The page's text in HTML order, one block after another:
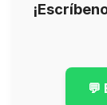
💬